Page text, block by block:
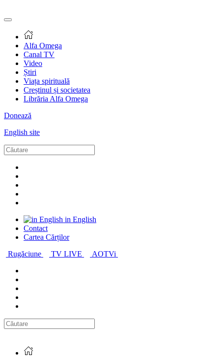
Alfa Omega
Canal TV
Video
Știri
Viața spirituală
Creștinul și societatea
Librăria Alfa Omega
Donează
English site
in English
Contact
Cartea Cărților
Rugăciune
TV LIVE AOTVi